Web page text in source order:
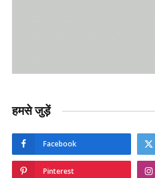
हमसे जुड़ें
Facebook
Pinterest